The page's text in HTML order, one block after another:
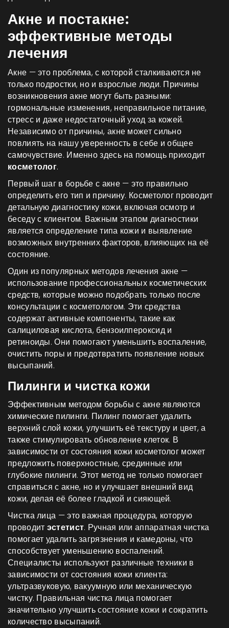
Акне и постакне:
эффективные методы
лечения
Акне — это проблема, с которой сталкиваются не
только подростки, но и взрослые люди. Причины
возникновения акне могут быть разными:
гормональные изменения, неправильное питание,
стресс и даже недостаточный уход за кожей.
Независимо от причины, акне может сильно
повлиять на нашу уверенность в себе и общее
самочувствие. Именно здесь на помощь приходит
косметолог.
Первый шаг в борьбе с акне — это правильно
определить его тип и причину. Косметолог проводит
детальную диагностику кожи, включая осмотр и
беседу с клиентом. Важным этапом диагностики
является определение типа кожи и выявление
возможных внутренних факторов, влияющих на её
состояние.
Один из популярных методов лечения акне —
использование профессиональных косметических
средств, которые можно подобрать только после
консультации с косметологом. Эти средства
содержат активные компоненты, такие как
салициловая кислота, бензоилпероксид и
ретиноиды. Они помогают уменьшить воспаление,
очистить поры и предотвратить появление новых
высыпаний.
Пилинги и чистка кожи
Эффективным методом борьбы с акне являются
химические пилинги. Пилинг помогает удалить
верхний слой кожи, улучшить её текстуру и цвет, а
также стимулировать обновление клеток. В
зависимости от состояния кожи косметолог может
предложить поверхностные, срединные или
глубокие пилинги. Этот метод не только помогает
справиться с акне, но и улучшает внешний вид
кожи, делая её более гладкой и сияющей.
Чистка лица — это важная процедура, которую
проводит эстетист. Ручная или аппаратная чистка
помогает удалить загрязнения и камедоны, что
способствует уменьшению воспалений.
Специалисты используют различные техники в
зависимости от состояния кожи клиента:
ультразвуковую, вакуумную или механическую
чистку. Правильная чистка лица помогает
значительно улучшить состояние кожи и сократить
количество высыпаний.